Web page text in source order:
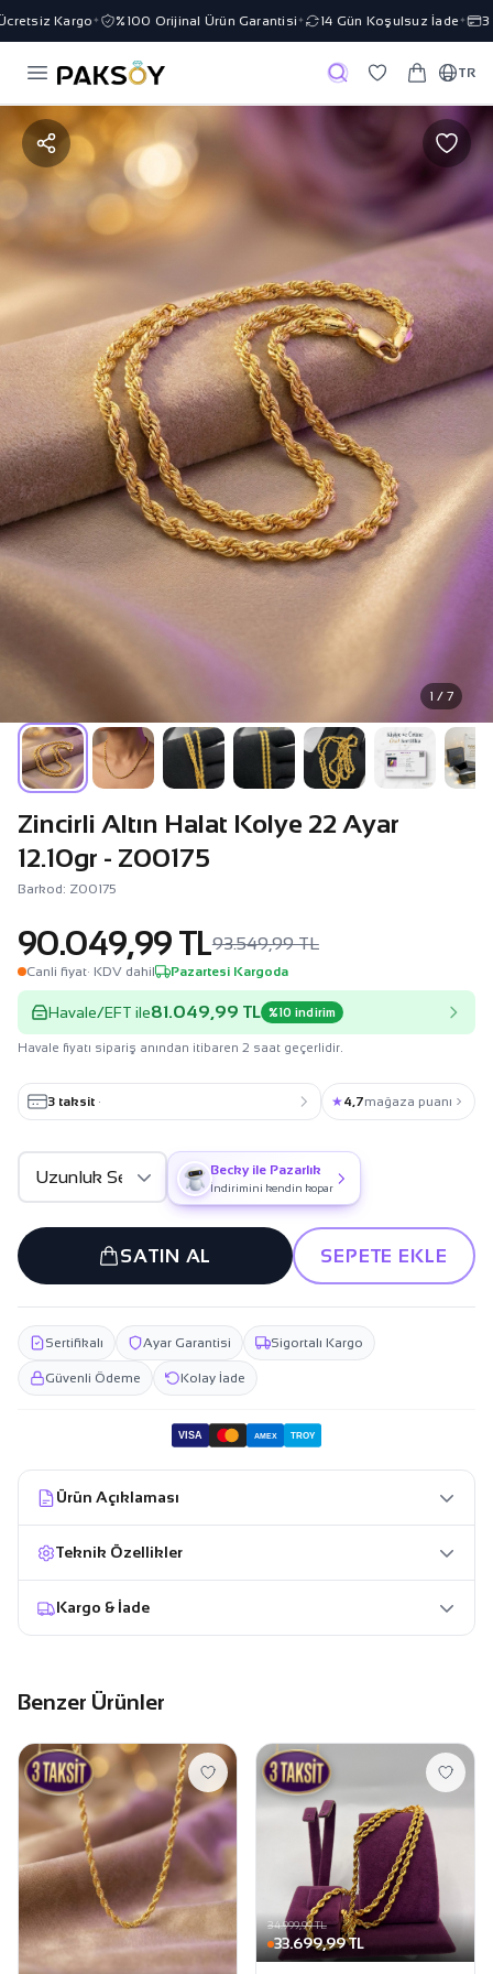
Kargo✦ %100 Orijinal Ürün Garantisi✦ 14 Gün Koşulsuz İade ✦ 3
TR
1 / 7
Zincirli Altın Halat Kolye 22 Ayar
12.10gr - Z00175
Barkod: Z00175
90.049,99 TL93.549,99 TL
Canli fiyat· KDV dahil Pazartesi Kargoda
Havale/EFT ile81.049,99 TL %10 indirim
Havale fiyatı sipariş anından itibaren 2 saat geçerlidir.
3 taksit · ★4,7mağaza puanı
Becky ile Pazarlık
İndirimini kendin kopar
SATIN AL SEPETE EKLE
Sertifikalı Ayar Garantisi Sigortalı Kargo
Güvenli Ödeme Kolay İade
VISA AMEX TROY
Ürün Açıklaması
Teknik Özellikler
Kargo & İade
Benzer Ürünler
34.999,99 TL
33.699,99 TL